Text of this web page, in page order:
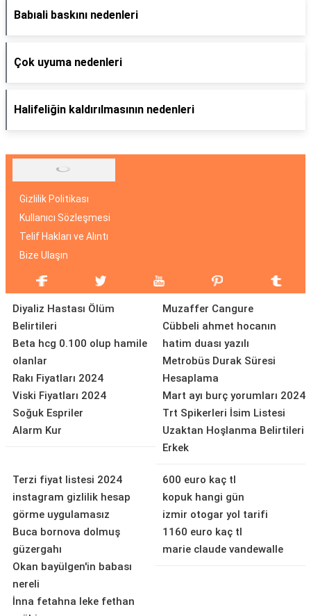
Babıali baskını nedenleri
Çok uyuma nedenleri
Halifeliğin kaldırılmasının nedenleri
Gizlilik Politikası
Kullanıcı Sözleşmesi
Telif Hakları ve Alıntı
Bize Ulaşın
Diyaliz Hastası Ölüm
Belirtileri
Beta hcg 0.100 olup hamile
olanlar
Rakı Fiyatları 2024
Viski Fiyatları 2024
Soğuk Espriler
Alarm Kur
Muzaffer Cangure
Cübbeli ahmet hocanın
hatim duası yazılı
Metrobüs Durak Süresi
Hesaplama
Mart ayı burç yorumları 2024
Trt Spikerleri İsim Listesi
Uzaktan Hoşlanma Belirtileri
Erkek
Terzi fiyat listesi 2024
instagram gizlilik hesap
görme uygulamasız
Buca bornova dolmuş
güzergahı
Okan bayülgen'in babası
nereli
İnna fetahna leke fethan
600 euro kaç tl
kopuk hangi gün
izmir otogar yol tarifi
1160 euro kaç tl
marie claude vandewalle